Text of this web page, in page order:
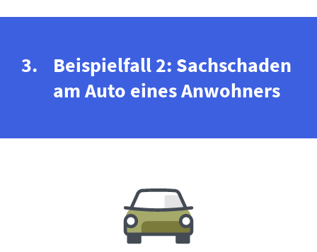
Beispielfall 2: Sachschaden
am Auto eines Anwohners